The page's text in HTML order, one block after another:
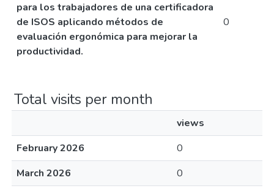
para los trabajadores de una certificadora
de ISOS aplicando métodos de
evaluación ergonómica para mejorar la
productividad.
0
Total visits per month
views
February 2026
0
March 2026
0